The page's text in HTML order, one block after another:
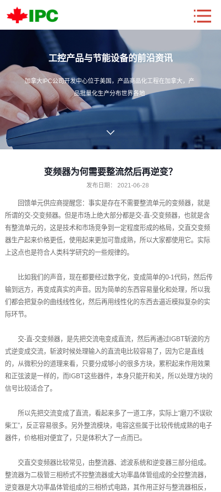
工控产品与节能设备的前沿资讯
加拿大IPC公司开发中心位于美国，产品商品化工程在加拿大，产
品批量化生产分布世界各地
变频器为何需要整流然后再逆变？
发布日期： 2021-06-28
回馈单元供应商提醒您：事实是存在不需要整流单元的变频器，就是
所谓的交-交变频器。但是市场上绝大部分都是交-直-交变频器，也就是含
有整流单元的，这是技术和市场竞争到一定程度形成的格局，交直交变频
器生产起来价格更低，使用起来更加可靠成熟，所以大家都使用它。实际
上这点也是符合人类科学研究的一些规律的。
比如我们的声音，现在都要经过数字化，变成简单的0-1代码，然后传
输到远方，再变成真实的声音。因为简单的东西容易量化和处理，所以我
们都会把复杂的曲线线性化，然后再用线性化的东西去逼近模拟复杂的实
际环节。
交-直-交变频器，是先把交流电变成直流，然后再通过IGBT斩波的方
式逆变成交流，斩波时候处理输入的直流电比较容易了，因为它是直线
的，从微积分的道理来看，只要分成够小的很多方块，累积起来作用效果
和正弦波是一样的，而IGBT这些器件，本身只能开和关，所以处理方块的
信号比较适合了。
所以先把交流变成了直流，看起来多了一道工序，实际上“磨刀不误砍
柴工”，反正容易很多。另外整流模块，电容这些属于比较传统成熟的电子
器件，价格相对便宜了，只是体积大了一点而已。
交直交变频器比较常见，由整流器、滤波系统和逆变器三部分组成。
整流器为二极管三相桥式不控整流器或大功率晶体管组成的全控整流器，
逆变器是大功率晶体管组成的三相桥式电路，其作用正好与整流器相反，